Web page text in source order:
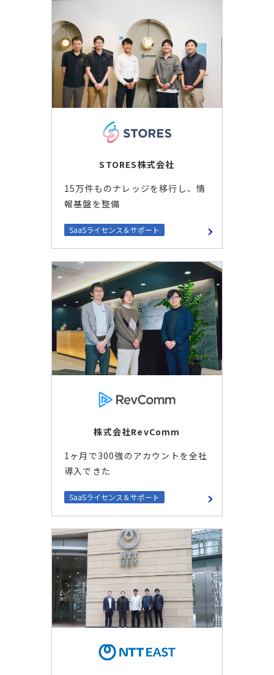
STORES株式会社
15万件ものナレッジを移行し、情
報基盤を整備
SaaSライセンス＆サポート
株式会社RevComm
1ヶ月で300強のアカウントを全社
導入できた
SaaSライセンス＆サポート